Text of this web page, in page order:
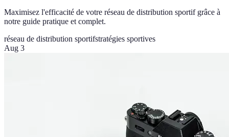
Maximisez l'efficacité de votre réseau de distribution sportif grâce à
notre guide pratique et complet.
réseau de distribution sportifstratégies sportives
Aug 3